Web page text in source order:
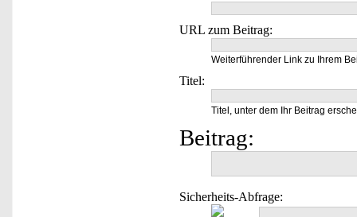
URL zum Beitrag:
Weiterführender Link zu Ihrem
Titel:
Titel, unter dem Ihr Beitrag
Beitrag:
Sicherheits-Abfrage: